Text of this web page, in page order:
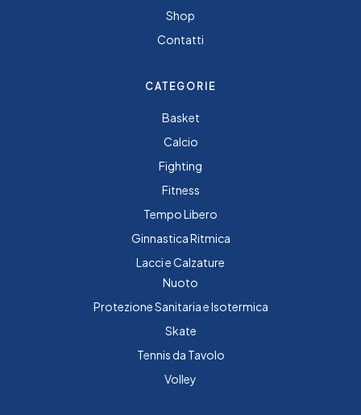
Shop
Contatti
CATEGORIE
Basket
Calcio
Fighting
Fitness
Tempo Libero
Ginnastica Ritmica
Lacci e Calzature
Nuoto
Protezione Sanitaria e Isotermica
Skate
Tennis da Tavolo
Volley